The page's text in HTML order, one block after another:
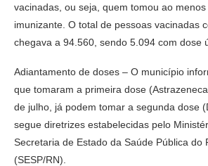
vacinadas, ou seja, quem tomou ao
imunizante. O total de pessoas vacinadas
chegava a 94.560, sendo 5.094 com dose
Adiantamento de doses – O município
que tomaram a primeira dose
de julho, já podem tomar a segunda dose
segue diretrizes estabelecidas pelo
Secretaria de Estado da Saúde Pública do
(SESP/RN).